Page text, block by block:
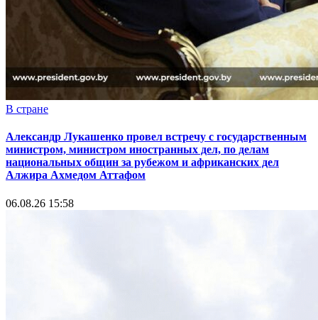
В стране
Александр Лукашенко провел встречу с государственным
министром, министром иностранных дел, по делам
национальных общин за рубежом и африканских дел
Алжира Ахмедом Аттафом
06.08.26 15:58